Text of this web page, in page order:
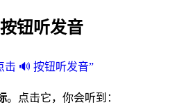
钮听发音
击 🔊 按钮听发音”
。点击它，你会听到：